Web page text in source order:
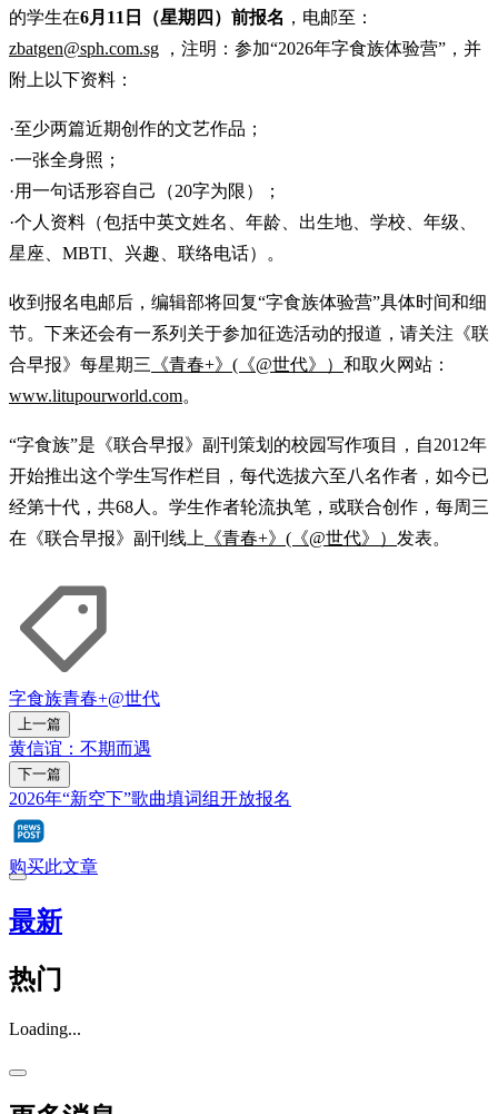
的学生在6月11日（星期四）前报名 ，电邮至：
zbatgen@sph.com.sg ，注明：参加“2026年字食族体验营”，并
附上以下资料：
·至少两篇近期创作的文艺作品；
·一张全身照；
·用一句话形容自己（20字为限）；
·个人资料（包括中英文姓名、年龄、出生地、学校、年级、
星座、MBTI、兴趣、联络电话）。
收到报名电邮后，编辑部将回复“字食族体验营”具体时间和细
节。下来还会有一系列关于参加征选活动的报道，请关注《联
合早报》每星期三 《青春+》(《@世代》） 和取火网站：
www.litupourworld.com。
“字食族”是《联合早报》副刊策划的校园写作项目，自2012年
开始推出这个学生写作栏目，每代选拔六至八名作者，如今已
经第十代，共68人。学生作者轮流执笔，或联合创作，每周三
在《联合早报》副刊线上
《青春+》(《@世代》） 发表。
字食族青春+@世代
上一篇
黄信谊：不期而遇
下一篇
2026年“新空下”歌曲填词组开放报名
购买此文章
最新
热门
Loading...